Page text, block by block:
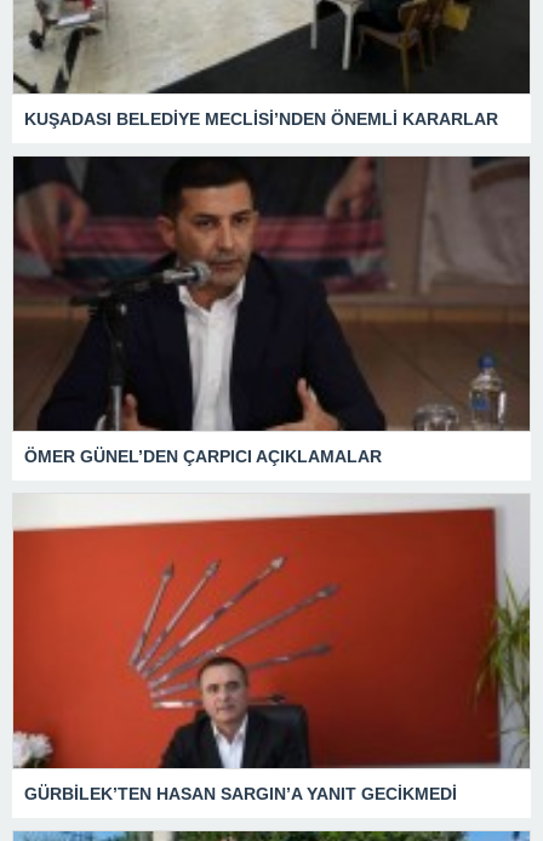
KUŞADASI BELEDİYE MECLİSİ’NDEN ÖNEMLİ KARARLAR
ÖMER GÜNEL’DEN ÇARPICI AÇIKLAMALAR
GÜRBİLEK’TEN HASAN SARGIN’A YANIT GECİKMEDİ